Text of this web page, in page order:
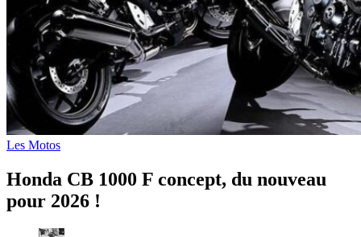
Les Motos
Honda CB 1000 F concept, du nouveau
pour 2026 !